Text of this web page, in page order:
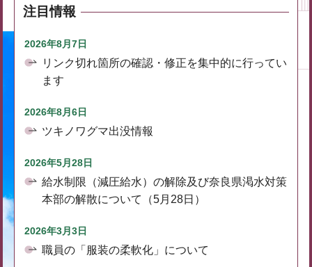
注目情報
2026年8月7日
リンク切れ箇所の確認・修正を集中的に行ってい
ます
2026年8月6日
ツキノワグマ出没情報
2026年5月28日
給水制限（減圧給水）の解除及び奈良県渇水対策
本部の解散について（5月28日）
2026年3月3日
職員の「服装の柔軟化」について